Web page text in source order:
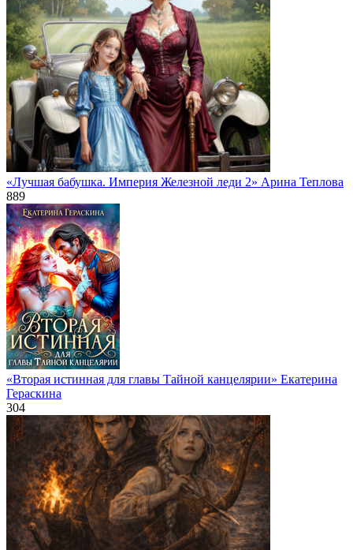
«Лучшая бабушка. Империя Железной леди 2» Арина Теплова
889
«Вторая истинная для главы Тайной канцелярии» Екатерина
Гераскина
304